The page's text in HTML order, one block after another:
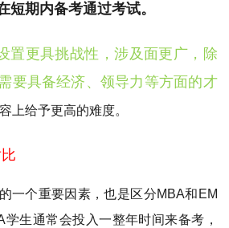
招生简章
短期内备考通过考试。
置更具挑战性，涉及面更广，除
要具备经济、领导力等方面的才
上给予更高的难度。
一个重要因素，也是区分MBA和EM
生通常会投入一整年时间来备考，